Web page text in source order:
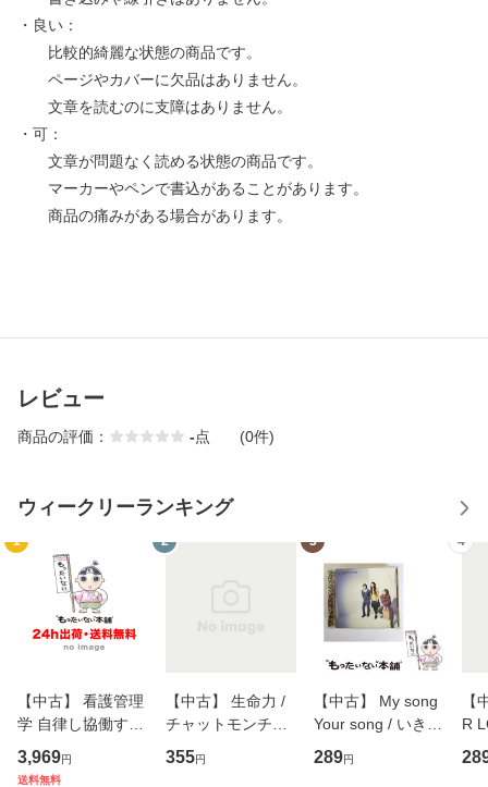
・良い：
比較的綺麗な状態の商品です。
ページやカバーに欠品はありません。
文章を読むのに支障はありません。
・可：
文章が問題なく読める状態の商品です。
マーカーやペンで書込があることがあります。
商品の痛みがある場合があります。
レビュー
商品の評価： -点 (0件)
ウィークリーランキング
1
【中古】 看護管理
学 自律し協働する
専門職の看護マネ
ジメントスキル 改
3,969円
送料無料
2
【中古】 生命力 /
チャットモンチー /
キューンレコード
[CD]【メール便送
355円
3
【中古】 My song
Your song / いきも
のがかり / [CD]
【メール便送料無
289円
4
【
R
産